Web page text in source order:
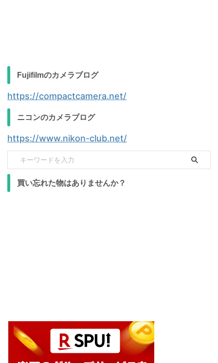
Fujifilmのカメラブログ
https://compactcamera.net/
ニコンのカメラブログ
https://www.nikon-club.net/
買い忘れた物はありませんか？